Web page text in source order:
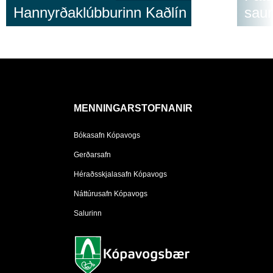
Hannyrðaklúbburinn Kaðlín
MENNINGARSTOFNANIR
Bókasafn Kópavogs
Gerðarsafn
Héraðsskjalasafn Kópavogs
Náttúrusafn Kópavogs
Salurinn